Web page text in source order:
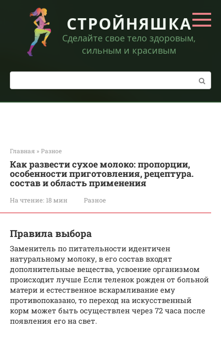
контенту
СТРОЙНЯШКА
Сделайте свое тело здоровым,
сильным и красивым
Поиск:
Главная » Разное
Как развести сухое молоко: пропорции,
особенности приготовления, рецептура.
состав и область применения
На чтение: 18 мин Разное
Правила выбора
Заменитель по питательности идентичен
натуральному молоку, в его состав входят
дополнительные вещества, усвоение организмом
происходит лучше Если теленок рожден от больной
матери и естественное вскармливание ему
противопоказано, то переход на искусственный
корм может быть осуществлен через 72 часа после
появления его на свет.